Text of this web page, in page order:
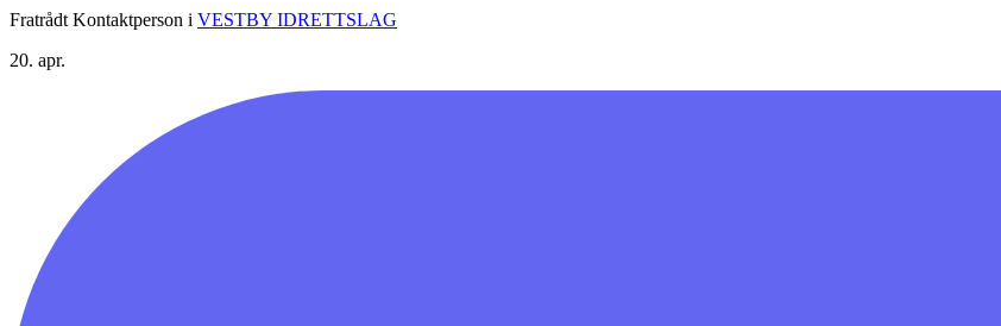
Fratrådt Kontaktperson i VESTBY IDRETTSLAG
20. apr.